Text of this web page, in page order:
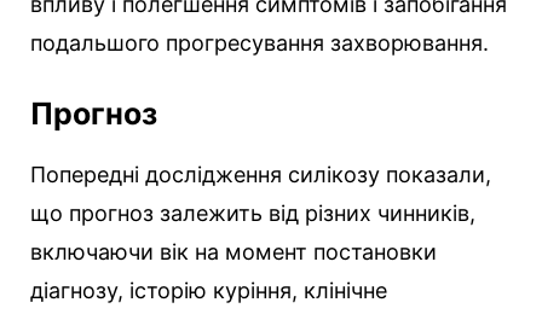
подальшого прогресування захворювання.
Прогноз
Попередні дослідження силікозу показали,
що прогноз залежить від різних чинників,
включаючи вік на момент постановки
діагнозу, історію куріння, клінічне